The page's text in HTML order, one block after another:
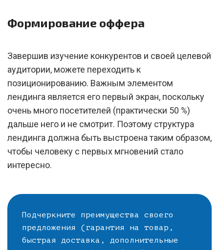
Формирование оффера
Завершив изучение конкурентов и своей целевой
аудитории, можете переходить к
позиционированию. Важным элементом
лендинга является его первый экран, поскольку
очень много посетителей (практически 50 %)
дальше него и не смотрит. Поэтому структура
лендинга должна быть выстроена таким образом,
чтобы человеку с первых мгновений стало
интересно.
Подчеркните преимущества своего
предложения (гарантия на товар,
быстрая доставка, дополнительные